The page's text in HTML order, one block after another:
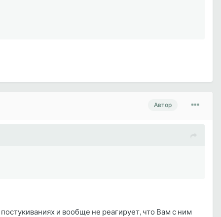
Автор
и вообще не реагирует, что Вам с ним